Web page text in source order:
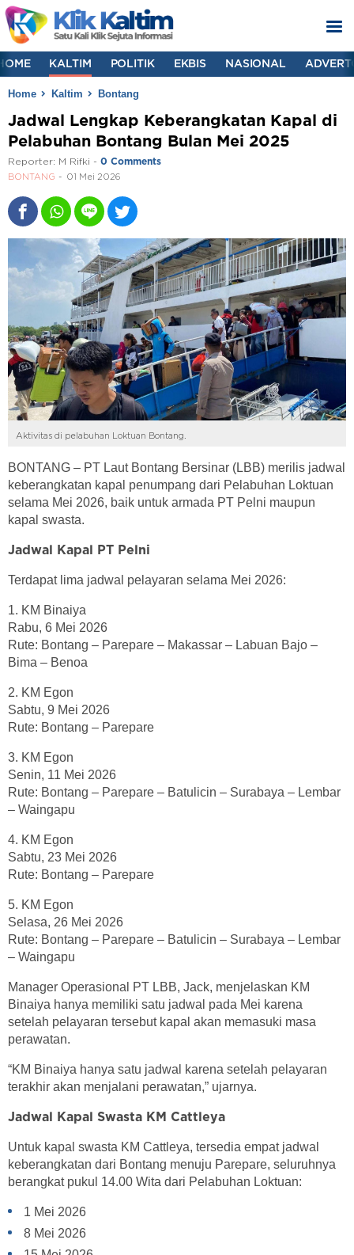
KALTIM POLITIK EKBIS NASIONAL
Home Kaltim Bontang
Jadwal Lengkap Keberangkatan Kapal di
Pelabuhan Bontang Bulan Mei 2025
Reporter: M Rifki - 0 Comments
BONTANG 01 Mei 2026
Aktivitas di pelabuhan Loktuan Bontang.
BONTANG – PT Laut Bontang Bersinar (LBB) merilis jadwal
keberangkatan kapal penumpang dari Pelabuhan Loktuan
selama Mei 2026, baik untuk armada PT Pelni maupun
kapal swasta.
Jadwal Kapal PT Pelni
Terdapat lima jadwal pelayaran selama Mei 2026:
1. KM Binaiya
Rabu, 6 Mei 2026
Rute: Bontang – Parepare – Makassar – Labuan Bajo –
Bima – Benoa
2. KM Egon
Sabtu, 9 Mei 2026
Rute: Bontang – Parepare
3. KM Egon
Senin, 11 Mei 2026
Rute: Bontang – Parepare – Batulicin – Surabaya – Lembar
– Waingapu
4. KM Egon
Sabtu, 23 Mei 2026
Rute: Bontang – Parepare
5. KM Egon
Selasa, 26 Mei 2026
Rute: Bontang – Parepare – Batulicin – Surabaya – Lembar
– Waingapu
Manager Operasional PT LBB, Jack, menjelaskan KM
Binaiya hanya memiliki satu jadwal pada Mei karena
setelah pelayaran tersebut kapal akan memasuki masa
perawatan.
“KM Binaiya hanya satu jadwal karena setelah pelayaran
terakhir akan menjalani perawatan,” ujarnya.
Jadwal Kapal Swasta KM Cattleya
Untuk kapal swasta KM Cattleya, tersedia empat jadwal
keberangkatan dari Bontang menuju Parepare, seluruhnya
berangkat pukul 14.00 Wita dari Pelabuhan Loktuan:
1 Mei 2026
8 Mei 2026